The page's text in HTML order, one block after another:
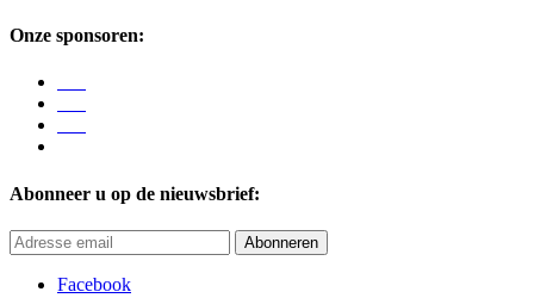
Onze sponsoren:
Abonneer u op de nieuwsbrief:
Abonneren
Facebook